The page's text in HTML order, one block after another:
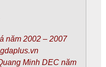
năm 2002 – 2007
Minh DEC năm